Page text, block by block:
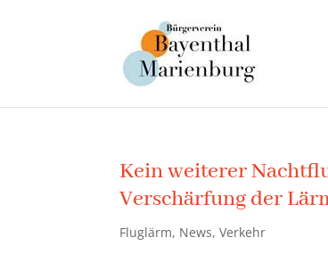
Kein weiterer
Verschärfung der
Fluglärm, News,Verkehr